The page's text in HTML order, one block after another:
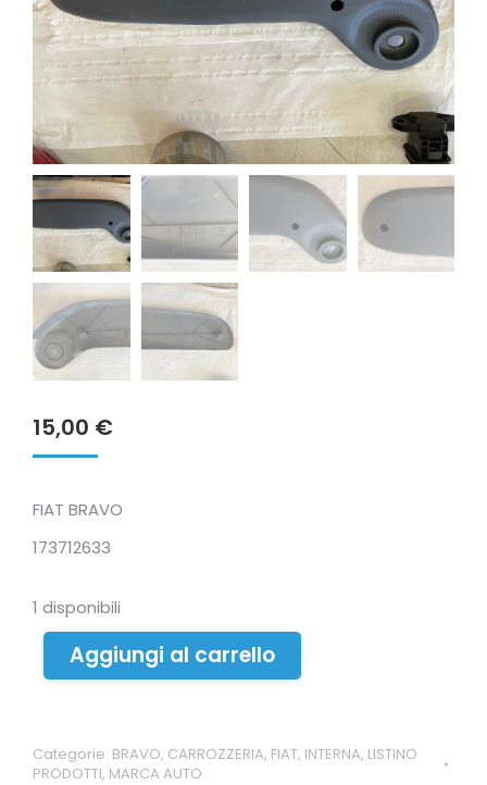
15,00 €
FIAT BRAVO
173712633
1 disponibili
Aggiungi al carrello
Categorie: BRAVO, CARROZZERIA, FIAT, INTERNA, LISTINO
PRODOTTI, MARCA AUTO